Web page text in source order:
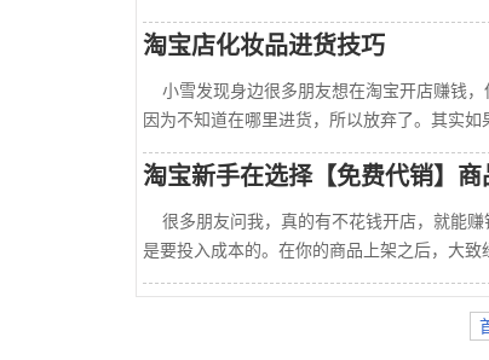
淘宝店化妆品进货技巧
小雪发现身边很多朋友想在淘宝开店赚钱，
因为不知道在哪里进货，所以放弃了。其实如
淘宝新手在选择【免费代销】商
很多朋友问我，真的有不花钱开店，就能赚
是要投入成本的。在你的商品上架之后，大致